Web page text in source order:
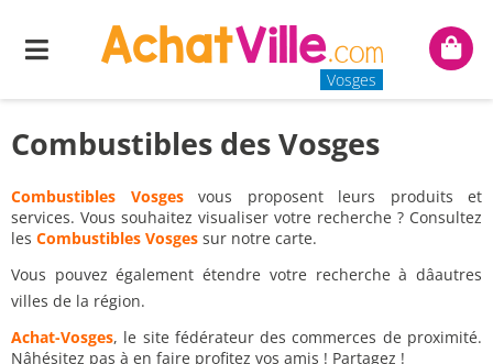
Menu
Vosges
Mon
Combustibles des Vosges
Combustibles Vosgesvous proposent leurs produits et
services. Vous souhaitez visualiser votre recherche ? Consultez
les Combustibles Vosges sur notre carte.
Vous pouvez également étendre votre recherche à dâautres
villes de la région.
Achat-Vosges, le site fédérateur des commerces de proximité.
Nâhésitez pas à en faire profitez vos amis ! Partagez !